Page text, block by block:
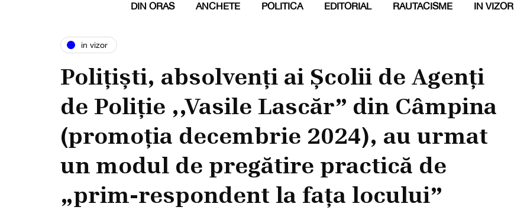
DIN ORAS ANCHETE POLITICA EDITORIAL RAUTACISME IN VIZOR
in vizor
Polițiști, absolvenți ai Școlii de Agenți
de Poliție ,,Vasile Lascăr” din Câmpina
(promoția decembrie 2024), au urmat
un modul de pregătire practică de
„prim-respondent la fața locului”